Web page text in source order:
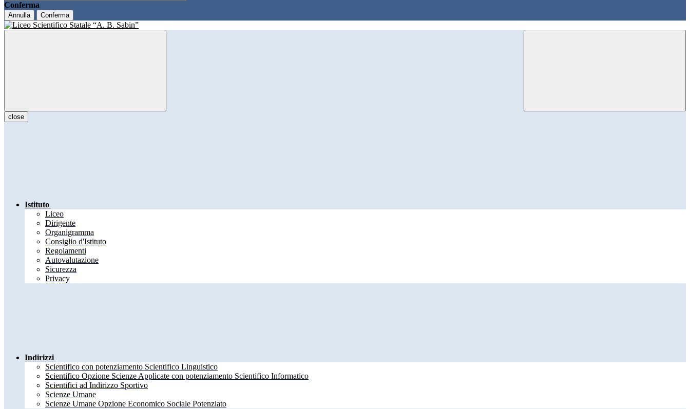
Conferma
Annulla Conferma
close
Istituto
Liceo
Dirigente
Organigramma
Consiglio d'Istituto
Regolamenti
Autovalutazione
Sicurezza
Privacy
Indirizzi
Scientifico con potenziamento Scientifico Linguistico
Scientifico Opzione Scienze Applicate con potenziamento Scientifico Informatico
Scientifici ad Indirizzo Sportivo
Scienze Umane
Scienze Umane Opzione Economico Sociale Potenziato